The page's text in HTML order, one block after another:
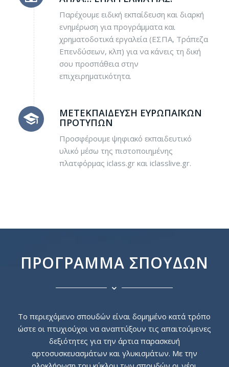
Παρέχουμε ειδική εκπαίδευση και διαρκή
ενημέρωση για προγράμματα και
χρηματοδοτικά εργαλεία (ΕΣΠΑ, Τράπεζα
Επενδύσεων, κλπ) για να κάνεις τη δική
σου προσπάθεια στην
επιχειρηματικότητα.
ΜΕΤΕΚΠΑΊΔΕΥΣΗ ΕΥΡΩΠΑΪΚΏΝ
ΠΡΟΤΎΠΩΝ
Προσφέρουμε ψηφιακό εκπαιδευτικό
υλικό μέσω της πιστοποιημένης
πλατφόρμας iclass.gr και iclasslive.gr.
ΠΡΌΓΡΑΜΜΑ ΣΠΟΥΔΏΝ
Το περιεχόμενο σπουδών είναι δομημένο κατά τρόπο
ώστε οι πτυχιούχοι να αναπτύξουν τις απαιτούμενες
δεξιότητες για την άρτια παρασκευή
αρτοσυσκευασμάτων και γλυκισμάτων. Με την